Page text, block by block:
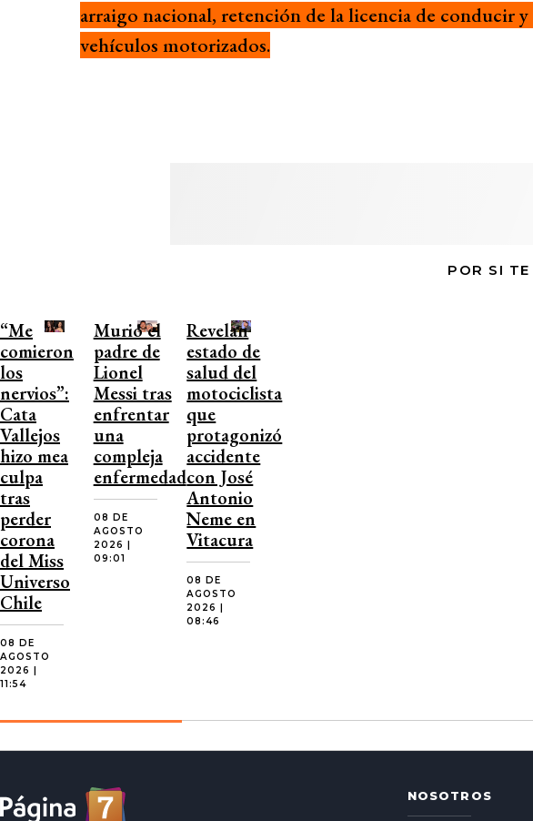
arraigo nacional, retención de la licencia de conducir
vehículos motorizados.
POR SI
“Me
comieron
los
nervios”:
Cata
Vallejos
hizo mea
culpa
tras
perder
corona
del Miss
Universo
Chile
08 DE
AGOSTO
2026 |
11:54
Murió el
padre de
Lionel
Messi tras
enfrentar
una
compleja
enfermedad
08 DE
AGOSTO
2026 |
09:01
Revelan
estado de
salud del
motociclista
que
protagonizó
accidente
con José
Antonio
Neme en
Vitacura
08 DE
AGOSTO
2026 |
08:46
NOSOTROS